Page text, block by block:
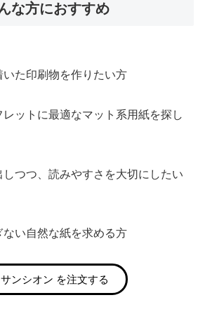
な方におすすめ
いた印刷物を作りたい方
ットに最適なマット系用紙を探し
しつつ、読みやすさを大切にしたい
ない自然な紙を求める方
サンシオン を注文する